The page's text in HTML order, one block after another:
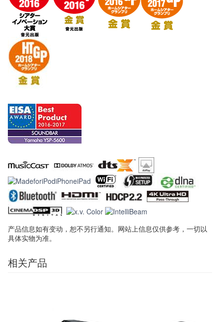
产品信息如有变动，恕不另行通知。网站上信息仅供参考，一切以
具体实物为准。
相关产品